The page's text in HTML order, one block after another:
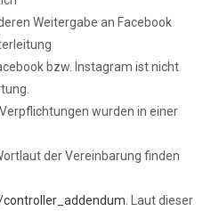
Weitergabe an Facebook
bzw. Instagram ist nicht
wurden in einer
der Vereinbarung finden
. Laut dieser